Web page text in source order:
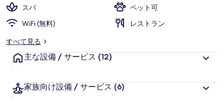
ャ
ラ
リ
スパ
ペット可
WiFi (無料)
レストラン
すべて見る
主な設備 / サービス (12)
家族向け設備 / サービス (6)